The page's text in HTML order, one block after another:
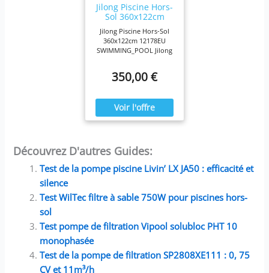
sécurité Flowclear (107
cm) Démontage,
sans effort, vidage facile
grâce à la valve de
vidange intégrée
d'arrosage inclus) 2 ans
de garantie du fabricant,
de rechange
Jilong Piscine Hors-
Sol 360x122cm
12178EU
Jilong Piscine Hors-Sol
360x122cm 12178EU
SWIMMING_POOL Jilong
350,00 €
Découvrez D'autres Guides:
Test de la pompe piscine Livin’ LX JA50 : efficacité et
silence
Test WilTec filtre à sable 750W pour piscines hors-
sol
Test pompe de filtration Vipool solubloc PHT 10
monophasée
Test de la pompe de filtration SP2808XE111 : 0, 75
CV et 11m³/h